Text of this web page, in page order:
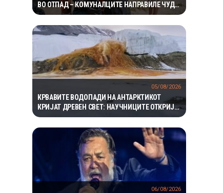
ВО ОТПАД – КОМУНАЛЦИТЕ НАПРАВИЛЕ ЧУДО
ЗА ДА ГО ПРОНАЈДАТ
КРВАВИТЕ ВОДОПАДИ НА АНТАРКТИКОТ
КРИЈАТ ДРЕВЕН СВЕТ: НАУЧНИЦИТЕ ОТКРИЈА
ЕКОСИСТЕМ ИЗОЛИРАН ПОВЕЌЕ ОД 1,5
МИЛИОНИ ГОДИНИ
05/08/2026
06/08/2026